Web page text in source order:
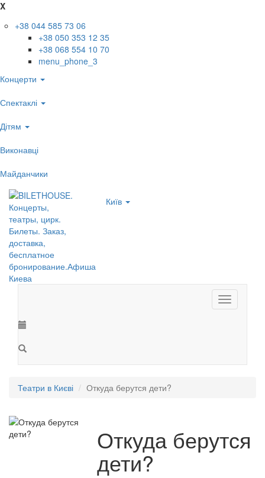
X
+38 044 585 73 06
+38 050 353 12 35
+38 068 554 10 70
menu_phone_3
Концерти
Спектаклі
Дітям
Виконавці
Майданчики
Київ
Toggle
navigation
Театри в Києві Откуда берутся дети?
Откуда берутся
дети?